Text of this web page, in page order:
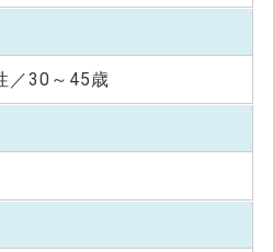
30～45歳